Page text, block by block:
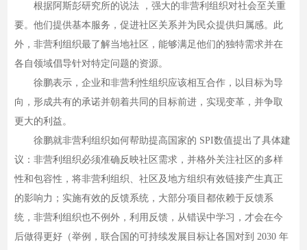
根据阿斯彭研究所的说法 ，强大的非营利组织对社会至关重
要。他们提供基本服务，促进社区关系并为民众提供归属感。此
外，非营利组织最了解当地社区，能够满足他们的独特需求并在
各自领域倡导针对特定问题的资源。
徐鹏表示，企业和非营利性组织应该相互合作，以目标为导
向，形成共有的承诺并朝着共同的目标前进，实现变革，并争取
更大的利益。
徐鹏就非营利组织如何帮助提高国家的 SPI数值提出了具体建
议：非营利组织必须准确反映社区需求，并格外关注社区的多样
性和包容性，将非营利组织、社区及地方组织有效链接产生真正
的影响力；实施有效的反馈系统，大部分项目都依赖于反馈系
统，非营利组织也不例外，利用反馈，从错误中学习，才会在今
后做得更好（举例，联合国的可持续发展目标让各国对到 2030 年